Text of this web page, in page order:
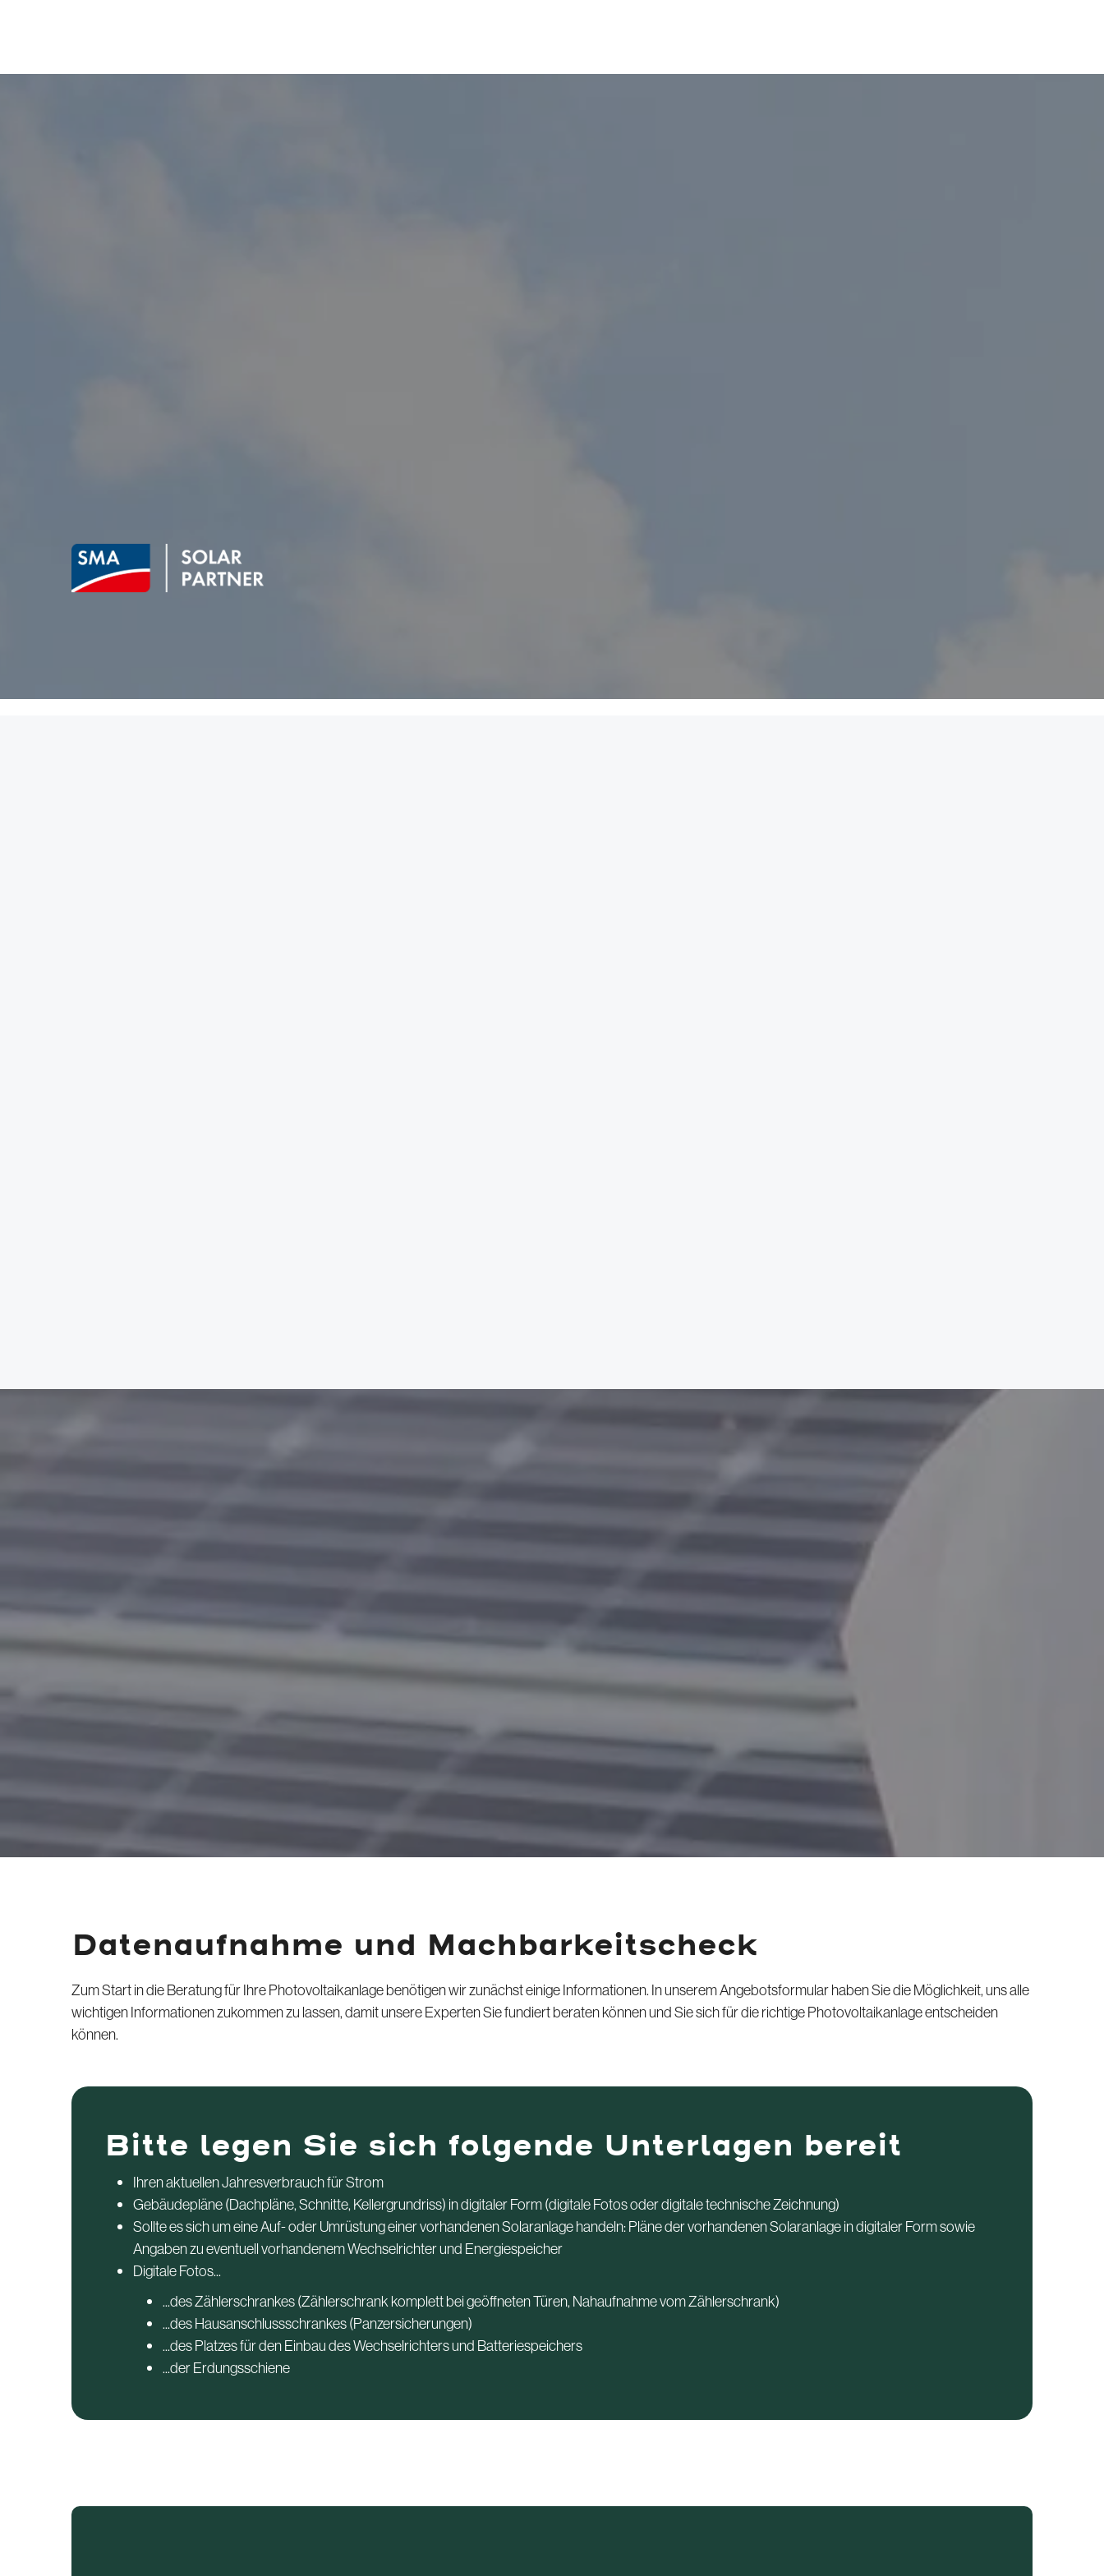
Datenaufnahme und Machbarkeitscheck
Zum Start in die Beratung für Ihre Photovoltaikanlage benötigen wir zunächst einige Informationen. In unserem Angebotsformular haben Sie die Möglichkeit, uns alle
wichtigen Informationen zukommen zu lassen, damit unsere Experten Sie fundiert beraten können und Sie sich für die richtige Photovoltaikanlage entscheiden
können.
Bitte legen Sie sich folgende Unterlagen bereit
Ihren aktuellen Jahresverbrauch für Strom
Gebäudepläne (Dachpläne, Schnitte, Kellergrundriss) in digitaler Form (digitale Fotos oder digitale technische Zeichnung)
Sollte es sich um eine Auf- oder Umrüstung einer vorhandenen Solaranlage handeln: Pläne der vorhandenen Solaranlage in digitaler Form sowie
Angaben zu eventuell vorhandenem Wechselrichter und Energiespeicher
Digitale Fotos...
...des Zählerschrankes (Zählerschrank komplett bei geöffneten Türen, Nahaufnahme vom Zählerschrank)
...des Hausanschlussschrankes (Panzersicherungen)
...des Platzes für den Einbau des Wechselrichters und Batteriespeichers
...der Erdungsschiene